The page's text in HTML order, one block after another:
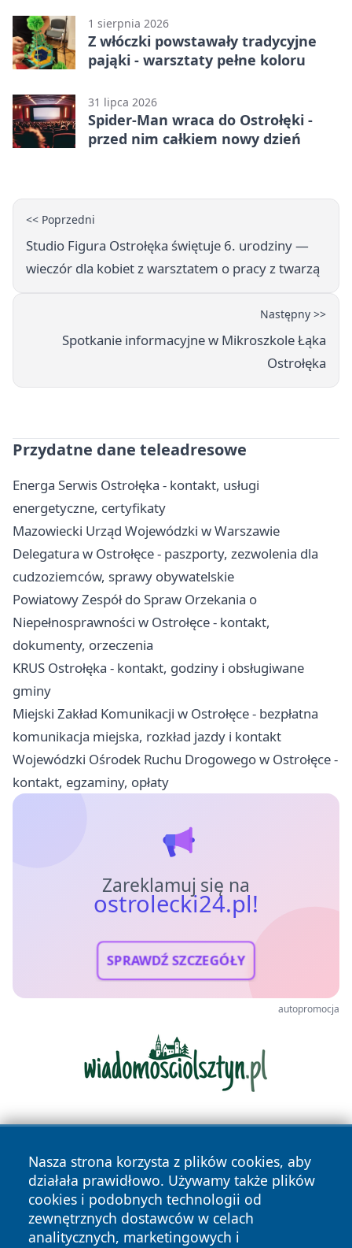
1 sierpnia 2026
Z włóczki powstawały tradycyjne
pająki - warsztaty pełne koloru
31 lipca 2026
Spider-Man wraca do Ostrołęki -
przed nim całkiem nowy dzień
<< Poprzedni
Studio Figura Ostrołęka świętuje 6. urodziny —
wieczór dla kobiet z warsztatem o pracy z twarzą
Następny >>
Spotkanie informacyjne w Mikroszkole Łąka
Ostrołęka
Przydatne dane teleadresowe
Energa Serwis Ostrołęka - kontakt, usługi
energetyczne, certyfikaty
Mazowiecki Urząd Wojewódzki w Warszawie
Delegatura w Ostrołęce - paszporty, zezwolenia dla
cudzoziemców, sprawy obywatelskie
Powiatowy Zespół do Spraw Orzekania o
Niepełnosprawności w Ostrołęce - kontakt,
dokumenty, orzeczenia
KRUS Ostrołęka - kontakt, godziny i obsługiwane
gminy
Miejski Zakład Komunikacji w Ostrołęce - bezpłatna
komunikacja miejska, rozkład jazdy i kontakt
Wojewódzki Ośrodek Ruchu Drogowego w Ostrołęce -
kontakt, egzaminy, opłaty
Zareklamuj się na
ostrolecki24.pl!
SPRAWDŹ SZCZEGÓŁY
autopromocja
Nasza strona korzysta z plików cookies, aby
działała prawidłowo. Używamy także plików
cookies i podobnych technologii od
zewnętrznych dostawców w celach
analitycznych, marketingowych i
Copyright © 2026 ostrolecki24.pl Wszystkie prawa
zastrzeżone.